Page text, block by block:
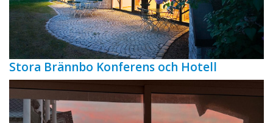
Stora Brännbo Konferens och Hotell